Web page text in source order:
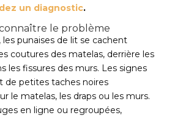
un diagnostic.
le problème
les punaises de lit se cachent
coutures des matelas, derrière les
les fissures des murs. Les signes
de petites taches noires
le matelas, les draps ou les murs.
en ligne ou regroupées,